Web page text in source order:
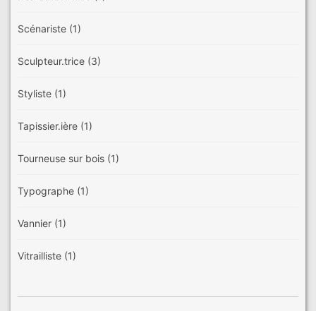
Scénariste (1)
Sculpteur.trice (3)
Styliste (1)
Tapissier.ière (1)
Tourneuse sur bois (1)
Typographe (1)
Vannier (1)
Vitrailliste (1)